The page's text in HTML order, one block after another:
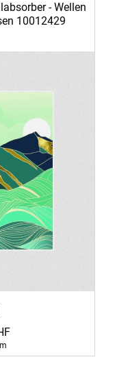
- Wellen
10012429